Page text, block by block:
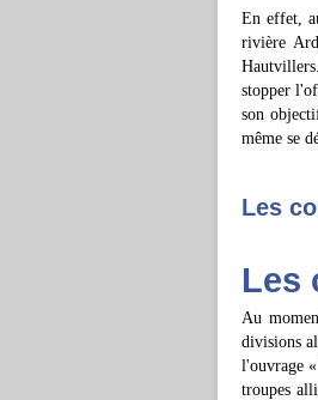
En effet,
rivière
stopper
son
même se
Les
Les
Au
divisions
l'ouvrage
troupes